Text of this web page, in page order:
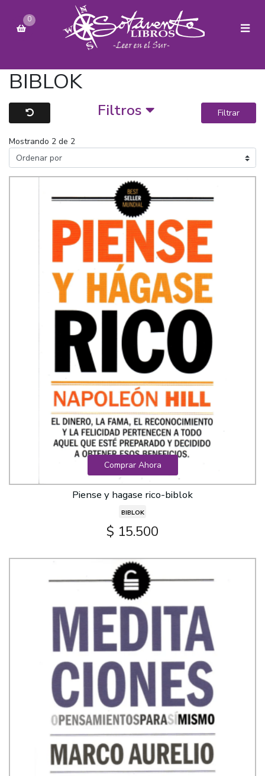
0
BIBLOK
Filtros Filtrar
Mostrando 2 de 2
Comprar Ahora
Piense y hagase rico-biblok
BIBLOK
$ 15.500